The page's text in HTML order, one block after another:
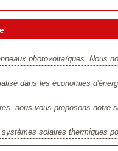
photovoltaïques. Nous
dans les économies
nous vous proposons notre
solaires thermiques